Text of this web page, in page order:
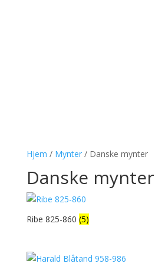
Hjem / Mynter/ Danske mynter
Danske mynter
Ribe 825-860 (5)